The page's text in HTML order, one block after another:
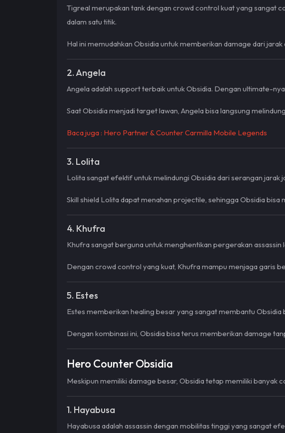
Tigreal merupakan tank dengan crowd control kuat yang sangat
dalam satu titik.
Hal ini memudahkan Obsidia untuk memberikan damage dari
2. Angela
Angela adalah support terbaik untuk Obsidia. Dengan ultimate-
Saat Obsidia menjadi target lawan, Angela bisa langsung
Baca juga : Hero Partner & Counter Carmilla Mobile Legends
3. Lolita
Lolita sangat efektif untuk melindungi Obsidia dari serangan jarak
Skill shield Lolita dapat menahan projectile, sehingga Obsidia bisa
4. Khufra
Khufra sangat berguna untuk menghentikan pergerakan
Dengan crowd control yang kuat, Khufra mampu menjaga garis
5. Estes
Estes memberikan healing besar yang sangat membantu Obsidia
Dengan kombinasi ini, Obsidia bisa terus memberikan damage
Hero Counter Obsidia
Meskipun memiliki damage besar, Obsidia tetap memiliki banyak
1. Hayabusa
Hayabusa adalah assassin dengan mobilitas tinggi yang sangat